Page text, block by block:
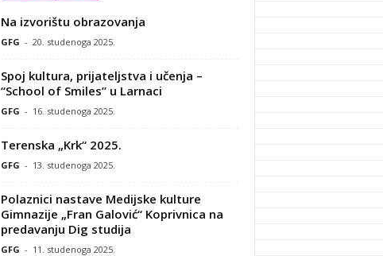
Na izvorištu obrazovanja
GFG - 20. studenoga 2025.
Spoj kultura, prijateljstva i učenja –
“School of Smiles” u Larnaci
GFG - 16. studenoga 2025.
Terenska „Krk“ 2025.
GFG - 13. studenoga 2025.
Polaznici nastave Medijske kulture
Gimnazije „Fran Galović“ Koprivnica na
predavanju Dig studija
GFG - 11. studenoga 2025.